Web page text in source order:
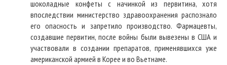
шоколадные конфеты с начинкой из первитина, хотя
впоследствии министерство здравоохранения распознало
его опасность и запретило производство. Фармацевты,
создавшие первитин, после войны были вывезены в США и
участвовали в создании препаратов, применявшихся уже
американской армией в Корее и во Вьетнаме.